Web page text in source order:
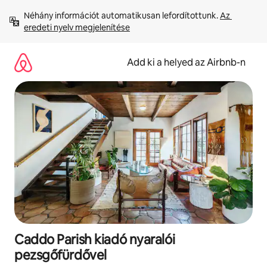
tartalomra
Néhány információt automatikusan lefordítottunk. Az
eredeti nyelv megjelenítése
Add ki a helyed az Airbnb-n
Caddo Parish kiadó nyaralói
pezsgőfürdővel